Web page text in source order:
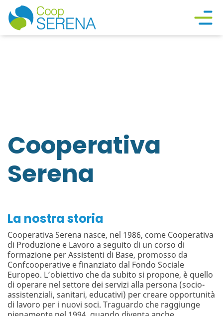
Cooperativa
Serena
La nostra storia
Cooperativa Serena nasce, nel 1986, come Cooperativa
di Produzione e Lavoro a seguito di un corso di
formazione per Assistenti di Base, promosso da
Confcooperative e finanziato dal Fondo Sociale
Europeo. L’obiettivo che da subito si propone, è quello
di operare nel settore dei servizi alla persona (socio-
assistenziali, sanitari, educativi) per creare opportunità
di lavoro per i nuovi soci. Traguardo che raggiunge